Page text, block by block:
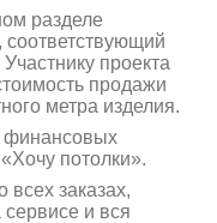
разделе
соответствующий
проекта
продажи
метра изделия.
финансовых
потолки».
заказах,
и вся